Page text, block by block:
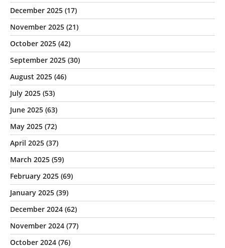
December 2025 (17)
November 2025 (21)
October 2025 (42)
September 2025 (30)
August 2025 (46)
July 2025 (53)
June 2025 (63)
May 2025 (72)
April 2025 (37)
March 2025 (59)
February 2025 (69)
January 2025 (39)
December 2024 (62)
November 2024 (77)
October 2024 (76)